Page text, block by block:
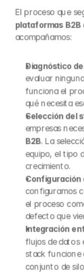
plataformas B2B
acompañamos:
Diagnóstico
evaluar
funciona el
qué necesita
Selección del
empresas
B2B. La
equipo, el tipo
crecimiento.
Configuración
configuramos
el proceso
defecto que
Integración
flujos de datos
stack funcione
conjunto de